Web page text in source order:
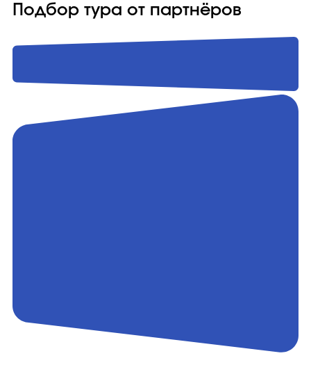
Подбор тура от партнёров